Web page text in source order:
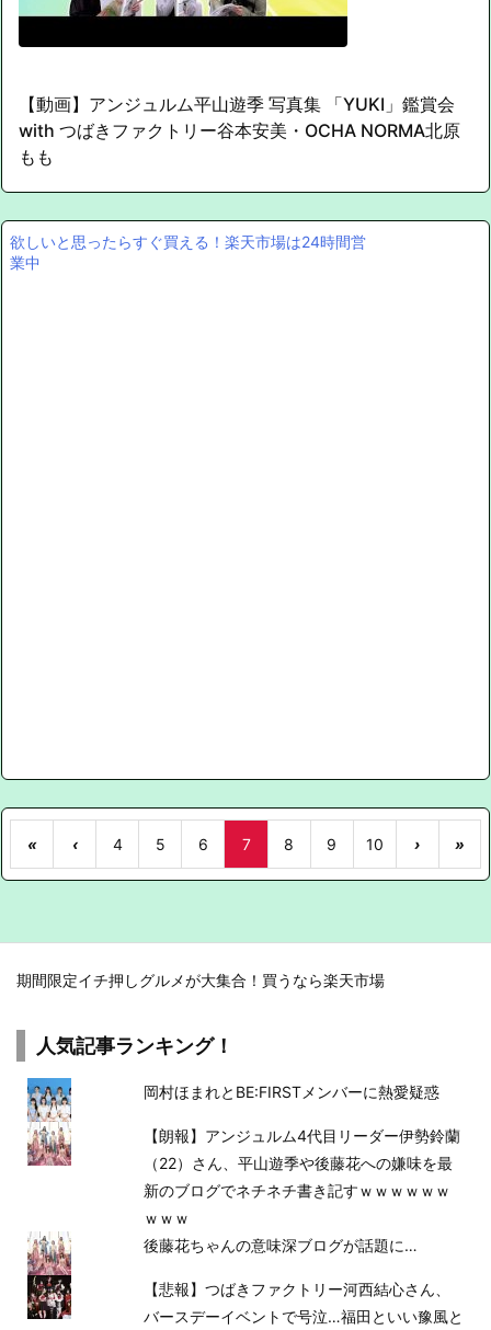
【動画】アンジュルム平山遊季 写真集 「YUKI」鑑賞会
with つばきファクトリー谷本安美・OCHA NORMA北原
もも
欲しいと思ったらすぐ買える！楽天市場は24時間営
業中
« ‹ 4 5 6 7 8 9 10 › »
期間限定イチ押しグルメが大集合！買うなら楽天市場
人気記事ランキング！
岡村ほまれとBE:FIRSTメンバーに熱愛疑惑
【朗報】アンジュルム4代目リーダー伊勢鈴蘭
（22）さん、平山遊季や後藤花への嫌味を最
新のブログでネチネチ書き記すｗｗｗｗｗｗ
ｗｗｗ
後藤花ちゃんの意味深ブログが話題に…
【悲報】つばきファクトリー河西結心さん、
バースデーイベントで号泣…福田といい豫風と